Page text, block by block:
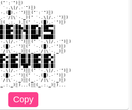
`·.\|/.·´¯)░)
|\`·._)(¯ `·.\|/.·´¯)░)
`·.(█).·´¯)░)
.·´¯)░░(¯ `·.\|/.·´¯)░)
`·.(█).·´¯)░)
|\`·._)░░(_.·´/|\`·._)░)
.·´¯)░░(¯ `·.\|/.·´¯)░)
`·.(█).·´¯)░)
|\`·._)░░(_.·´/|\`·._)░)